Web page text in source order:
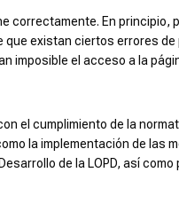
correctamente. En
existan ciertos errores
imposible el acceso a la
el cumplimiento de la
la implementación de las
de la LOPD, así